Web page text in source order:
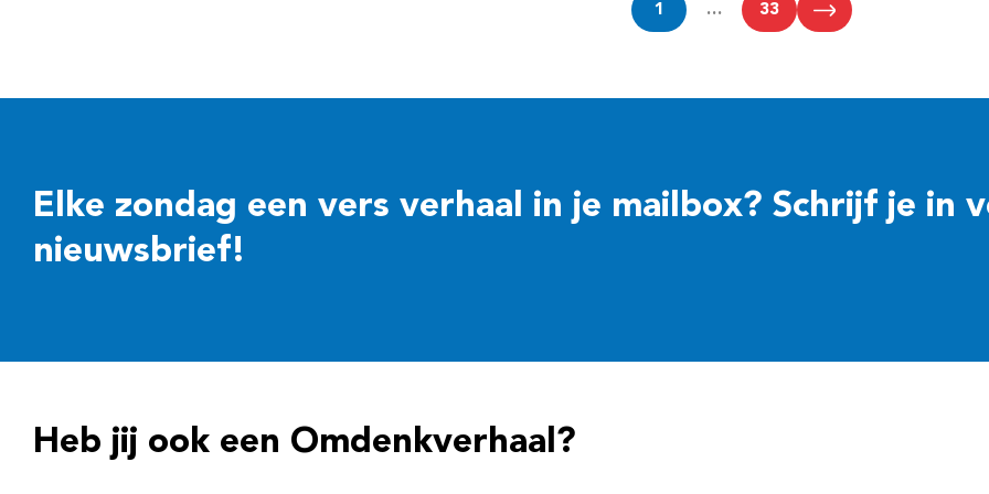
1 … 33
Elke zondag een vers verhaal in je mailbox? Schrijf je in
nieuwsbrief!
Heb jij ook een Omdenkverhaal?